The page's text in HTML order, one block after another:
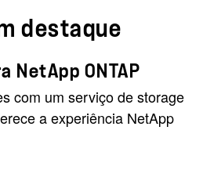
destaque
NetApp ONTAP
com um serviço de storage
a experiência NetApp